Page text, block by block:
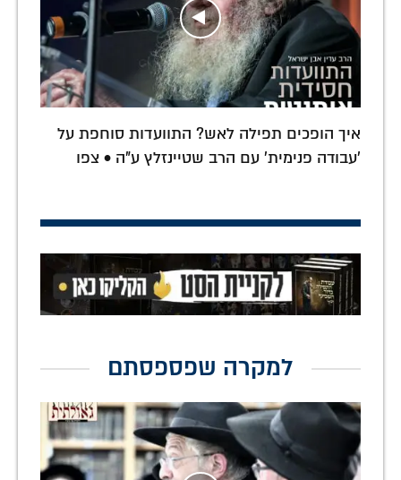
איך הופכים תפילה לאש? התוועדות סוחפת על
'עבודה פנימית' עם הרב שטיינזלץ ע"ה • צפו
למקרה שפספסתם